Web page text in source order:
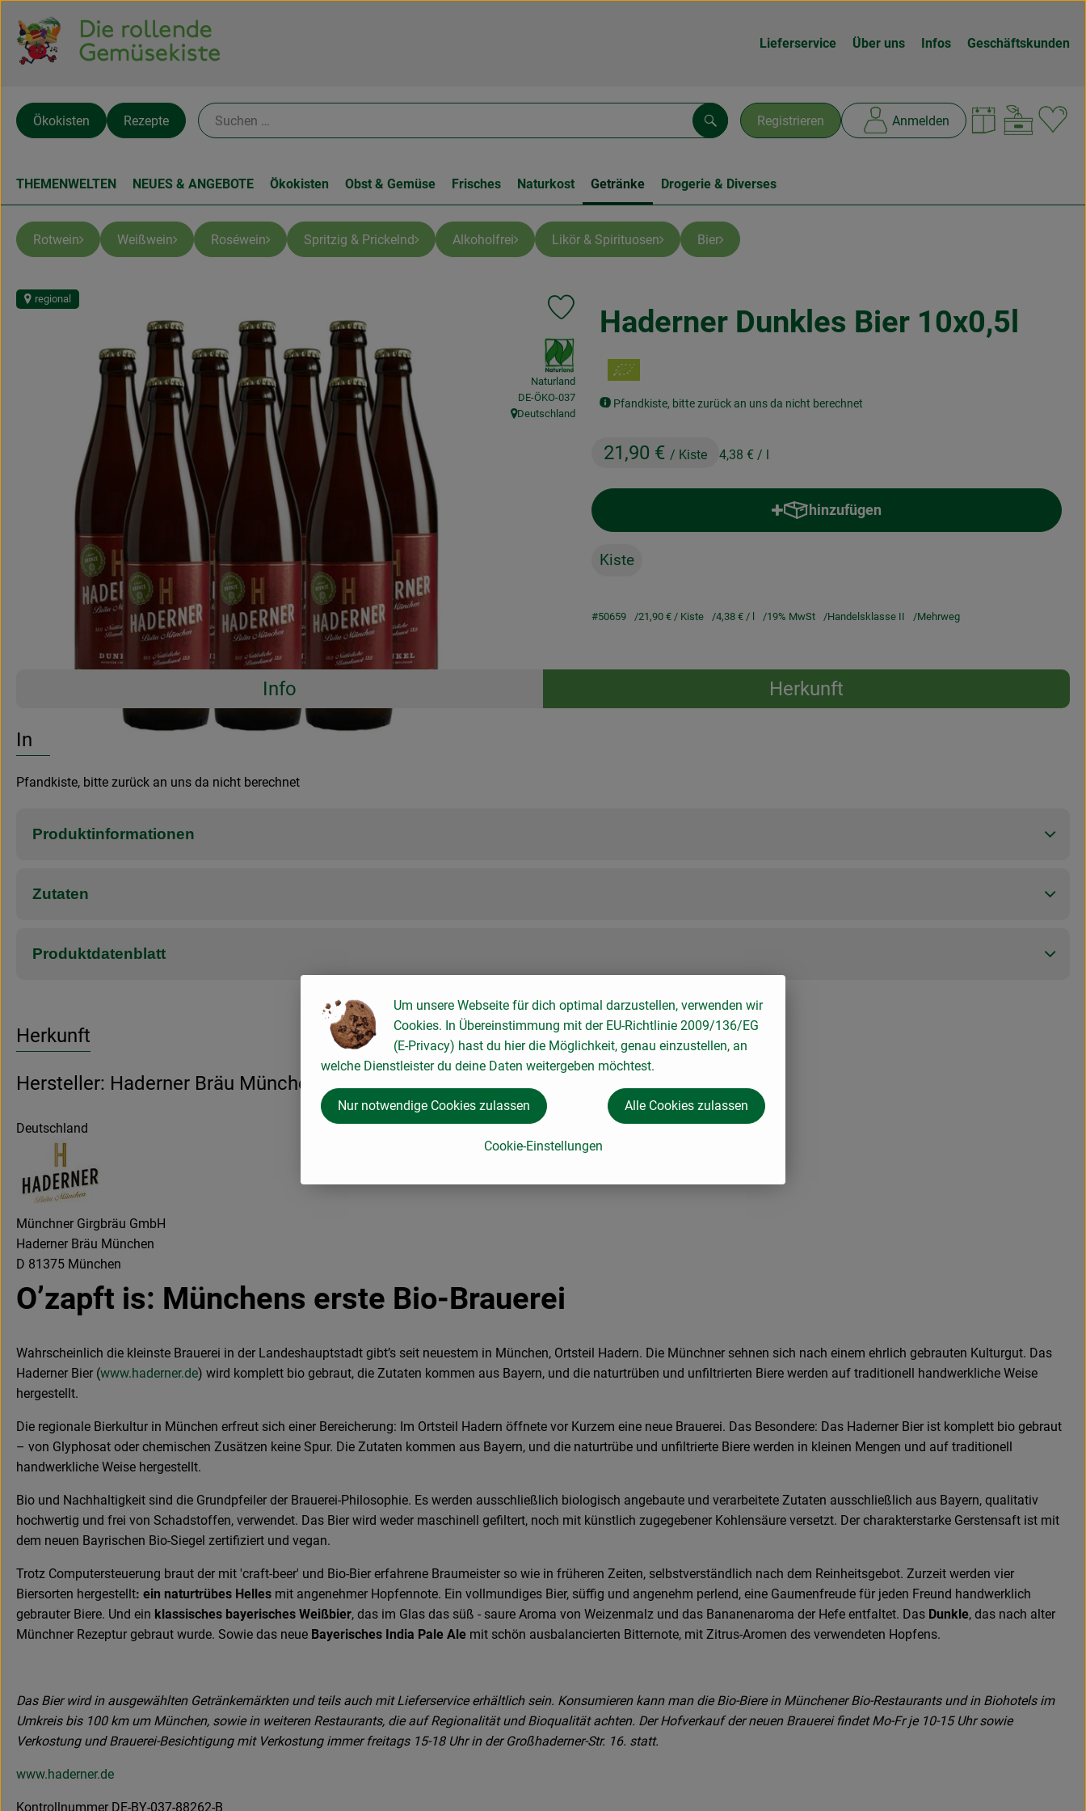
Lieferservice Über uns Infos Geschäftskunden
Registrieren Anmelden
Suchen
Ökokisten Rezepte
THEMENWELTEN NEUES & ANGEBOTE Ökokisten Obst & Gemüse Frisches Naturkost Getränke Drogerie & Diverses
Rotwein Weißwein Roséwein Spritzig & Prickelnd Alkoholfrei Likör & Spirituosen Bier
Haderner Dunkles Bier 10x0,5l
Pfandkiste, bitte zurück an uns da nicht berechnet
21,90 € / Kiste 4,38 € / l
regional
Produkt zu Favouriten hinzufügen
, Verband:
Naturland
, Kontrollstelle:
DE-ÖKO-037
, Herkunft:
Deutschland
hinzufügen
Produkt zum Warenkorb hinzufügen
Kiste
#50659 21,90 € / Kiste 4,38 € / l 19% MwSt Handelsklasse II Mehrweg
Rezepte
Info
Herkunft
Entdecke passende Rezepte
Es wurden keine passenden Rezepte gefunden.
Info
Pfandkiste, bitte zurück an uns da nicht berechnet
Produktinformationen
Zutaten
Produktdatenblatt
Herkunft
Hersteller: Haderner Bräu München
Deutschland
Münchner Girgbräu GmbH
Haderner Bräu München
D 81375 München
O’zapft is: Münchens erste Bio-Brauerei
Wahrscheinlich die kleinste Brauerei in der Landeshauptstadt gibt’s seit neuestem in München, Ortsteil Hadern. Die Münchner sehnen sich nach einem ehrlich gebrauten Kulturgut. Das
Haderner Bier (www.haderner.de) wird komplett bio gebraut, die Zutaten kommen aus Bayern, und die naturtrüben und unfiltrierten Biere werden auf traditionell handwerkliche Weise
hergestellt.
Die regionale Bierkultur in München erfreut sich einer Bereicherung: Im Ortsteil Hadern öffnete vor Kurzem eine neue Brauerei. Das Besondere: Das Haderner Bier ist komplett bio gebraut
– von Glyphosat oder chemischen Zusätzen keine Spur. Die Zutaten kommen aus Bayern, und die naturtrübe und unfiltrierte Biere werden in kleinen Mengen und auf traditionell
handwerkliche Weise hergestellt.
Bio und Nachhaltigkeit sind die Grundpfeiler der Brauerei-Philosophie. Es werden ausschließlich biologisch angebaute und verarbeitete Zutaten ausschließlich aus Bayern, qualitativ
hochwertig und frei von Schadstoffen, verwendet. Das Bier wird weder maschinell gefiltert, noch mit künstlich zugegebener Kohlensäure versetzt. Der charakterstarke Gerstensaft ist mit
dem neuen Bayrischen Bio-Siegel zertifiziert und vegan.
Trotz Computersteuerung braut der mit 'craft-beer' und Bio-Bier erfahrene Braumeister so wie in früheren Zeiten, selbstverständlich nach dem Reinheitsgebot. Zurzeit werden vier
Biersorten hergestellt: ein naturtrübes Helles mit angenehmer Hopfennote. Ein vollmundiges Bier, süffig und angenehm perlend, eine Gaumenfreude für jeden Freund handwerklich
gebrauter Biere. Und ein klassisches bayerisches Weißbier, das im Glas das süß - saure Aroma von Weizenmalz und das Bananenaroma der Hefe entfaltet. Das Dunkle, das nach alter
Münchner Rezeptur gebraut wurde. Sowie das neue Bayerisches India Pale Ale mit schön ausbalancierten Bitternote, mit Zitrus-Aromen des verwendeten Hopfens.
Das Bier wird in ausgewählten Getränkemärkten und teils auch mit Lieferservice erhältlich sein. Konsumieren kann man die Bio-Biere in Münchener Bio-Restaurants und in Biohotels im
Umkreis bis 100 km um München, sowie in weiteren Restaurants, die auf Regionalität und Bioqualität achten. Der Hofverkauf der neuen Brauerei findet Mo-Fr je 10-15 Uhr sowie
Verkostung und Brauerei-Besichtigung mit Verkostung immer freitags 15-18 Uhr in der Großhaderner-Str. 16. statt.
www.haderner.de
Kontrollnummer DE-BY-037-88262-B
Um unsere Webseite für dich optimal darzustellen, verwenden wir
Cookies. In Übereinstimmung mit der EU-Richtlinie 2009/136/EG
(E-Privacy) hast du hier die Möglichkeit, genau einzustellen, an
welche Dienstleister du deine Daten weitergeben möchtest.
Cookie-Einstellungen
Nur notwendige Cookies zulassen Alle Cookies zulassen